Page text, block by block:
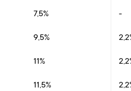
7,5% -
9,5%
11%
11,5%